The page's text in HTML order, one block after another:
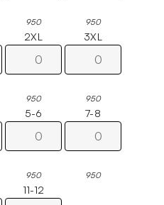
950 950
2XL
950
3XL
950
5-6
950
7-8
950
11-12